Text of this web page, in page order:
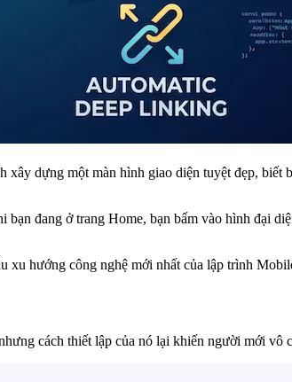
dựng một màn hình giao diện tuyệt đẹp, biết
đang ở trang Home, bạn bấm vào hình đại
xu hướng công nghệ mới nhất của lập trình
cách thiết lập của nó lại khiến người mới vô